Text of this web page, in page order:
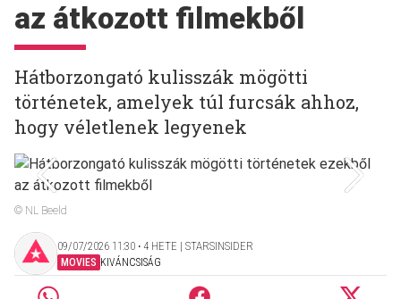
az átkozott filmekből
Hátborzongató kulisszák mögötti
történetek, amelyek túl furcsák ahhoz,
hogy véletlenek legyenek
© NL Beeld
09/07/2026 11:30 ‧ 4 HETE | STARSINSIDER
MOVIES KIVÁNCSISÁG